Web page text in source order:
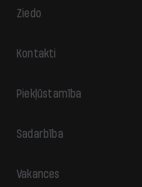
Ziedo
Kontakti
Piekļūstamība
Sadarbība
Vakances